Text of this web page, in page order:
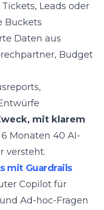
Leads oder
Buckets
Daten aus
Budget
mit klarem
Monaten 40 AI-
versteht.
mit Guardrails
Copilot für
Ad-hoc-Fragen